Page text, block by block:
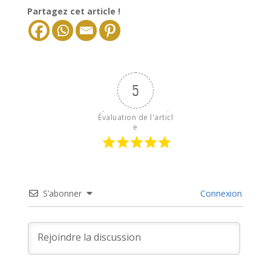
Partagez cet article !
5
Évaluation de l'articl
e
S’abonner Connexion